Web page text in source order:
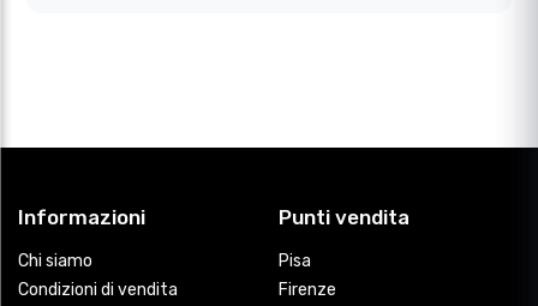
Informazioni
Chi siamo
Condizioni di vendita
Punti vendita
Pisa
Firenze